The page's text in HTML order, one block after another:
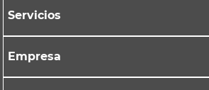
Servicios
Empresa